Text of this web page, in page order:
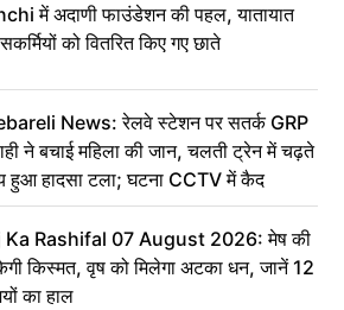
में अदाणी फाउंडेशन की पहल, यातायात
को वितरित किए गए छाते
News: रेलवे स्टेशन पर सतर्क GRP
ने बचाई महिला की जान, चलती ट्रेन में चढ़ते
हुआ हादसा टला; घटना CCTV में कैद
Ka Rashifal 07 August 2026: मेष की
किस्मत, वृष को मिलेगा अटका धन, जानें 12
का हाल